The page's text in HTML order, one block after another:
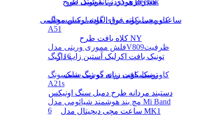
هندزفری گردنی بلوتوثی لنوو
کاور سیلیکونی برای گوشی سامسونگ
A51
فلش مموری وریتی مدلV809ظرفیت
16 گیگ
کاور سیلیکونی برای گوشی سامسونگ
A21s
مچ بند هوشمند شیائومی مدل Mi Band
6
هودی زنانه شیک طرح Reebok
ساعت مچی زنانه فوق العاده لوکس مجلسی
کلاه بافت طرح NY
تونیک بافت اکرلیک آستین زاپ دار
تونیک بافت زنانه دو رنگ شیک
دستبند مردانه طرح دمبل سنگ اونیکس
ساعت مچی دیجیتال مدل MK1